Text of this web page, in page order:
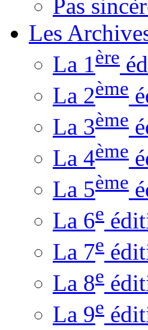
Pas
Les
La 1ère
La 2ème
La 3ème
La 4ème
La 5ème
La 6e
La 7e
La 8e
La 9e